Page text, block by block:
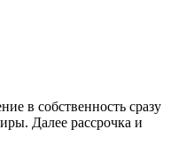
в собственность сразу
Далее рассрочка и